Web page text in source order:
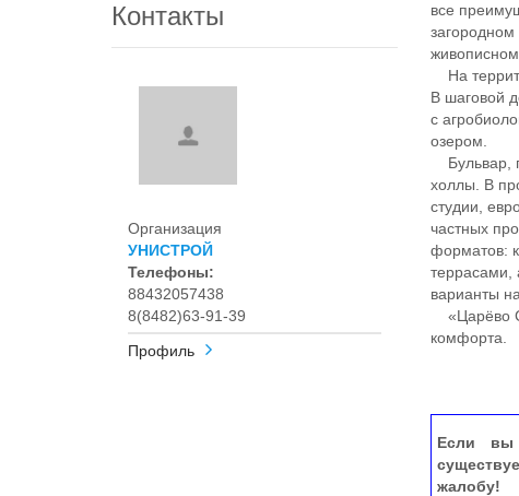
Контакты
Организация
УНИСТРОЙ
Телефоны:
88432057438
8(8482)63-91-39
Профиль
все
На
В шаговой
с
озером.
Бульвар,
холлы. В
студии,
частных
форматов:
террасами,
варианты
«Царёво
комфорта.
Если вы
жалобу!